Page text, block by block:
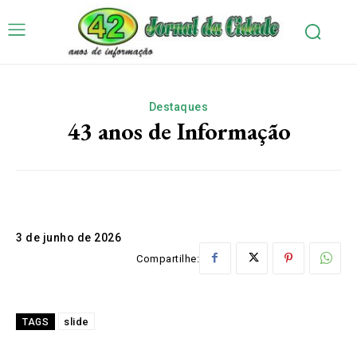
Destaques
43 anos de Informação
3 de junho de 2026
Compartilhe:
TAGS slide